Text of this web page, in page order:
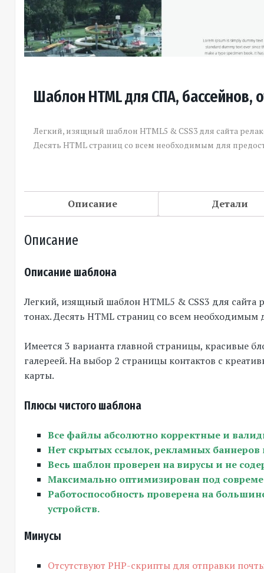
Шаблон HTML для СПА, бассейнов,
Легкий, изящный шаблон HTML5 & CSS3 для сайта
Десять HTML страниц со всем необходимым для
Описание Детали
Описание
Описание шаблона
Легкий, изящный шаблон HTML5 & CSS3 для сайта
тонах. Десять HTML страниц со всем необходимым
Имеется 3 варианта главной страницы, красивые
галереей. На выбор 2 страницы контактов с
карты.
Плюсы чистого шаблона
Все файлы абсолютно корректные и
Нет скрытых ссылок, рекламных
Весь шаблон проверен на вирусы и не
Максимально оптимизирован под
Работоспособность проверена на
устройств.
Минусы
Отсутствуют PHP-скрипты для отправки